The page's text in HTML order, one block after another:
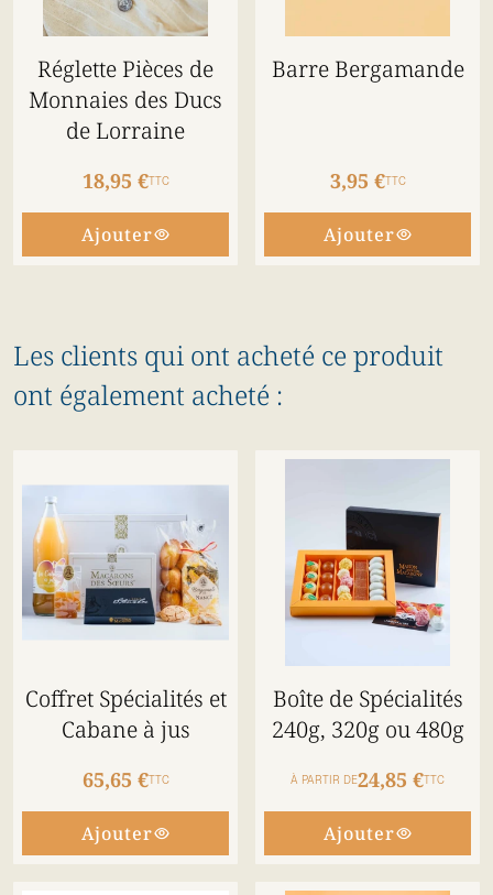
Réglette Pièces de
Monnaies des Ducs
de Lorraine
18,95 €TTC
Ajouter
Barre Bergamande
3,95 €TTC
Ajouter
Les clients qui ont acheté ce produit
ont également acheté :
Coffret Spécialités et
Cabane à jus
65,65 €TTC
Ajouter
Boîte de Spécialités
240g, 320g ou 480g
À PARTIR DE24,85 €TTC
Ajouter